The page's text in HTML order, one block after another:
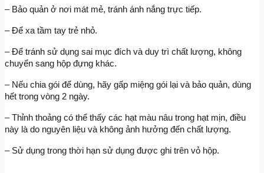
– Bảo quản ở nơi mát mẻ, tránh ánh nắng trực tiếp.
– Để xa tầm tay trẻ nhỏ.
– Để tránh sử dụng sai mục đích và duy trì chất lượng, không
chuyển sang hộp đựng khác.
– Nếu chia gói để dùng, hãy gấp miệng gói lại và bảo quản, dùng
hết trong vòng 2 ngày.
– Thỉnh thoảng có thể thấy các hạt màu nâu trong hạt mịn, điều
này là do nguyên liệu và không ảnh hưởng đến chất lượng.
– Sử dụng trong thời hạn sử dụng được ghi trên vỏ hộp.